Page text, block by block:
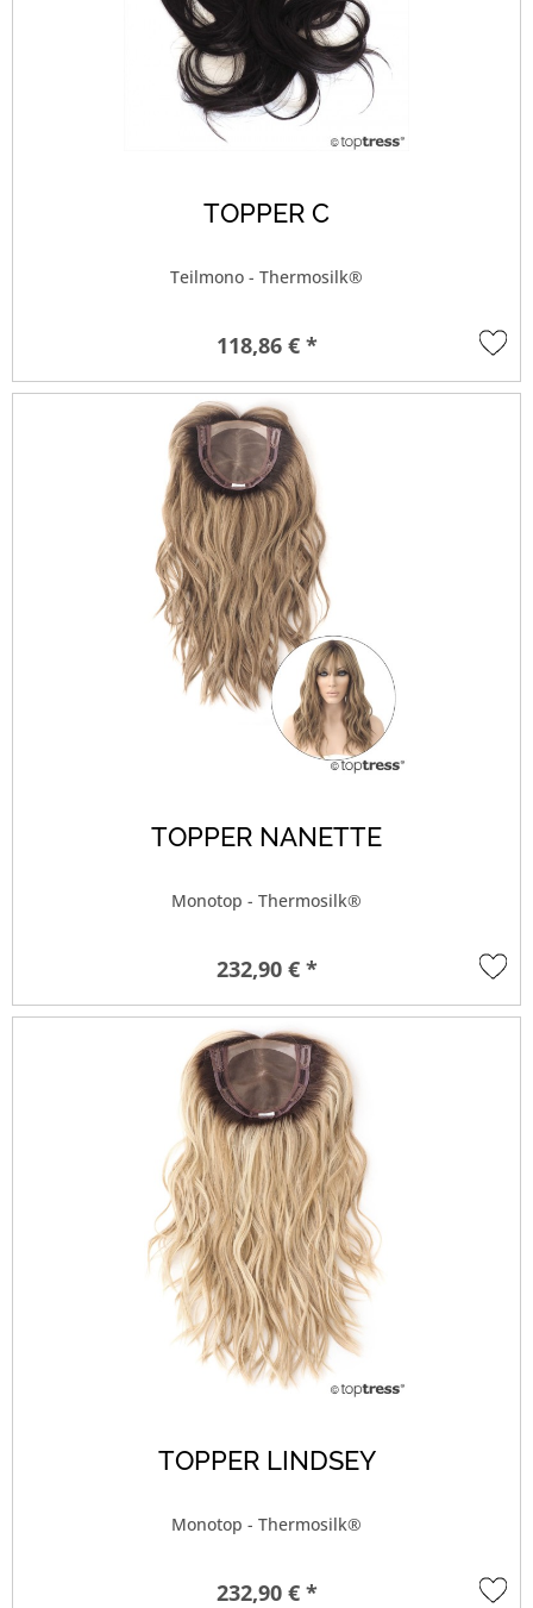
TOPPER C
Teilmono - Thermosilk®
118,86 € *
TOPPER NANETTE
Monotop - Thermosilk®
232,90 € *
TOPPER LINDSEY
Monotop - Thermosilk®
232,90 € *